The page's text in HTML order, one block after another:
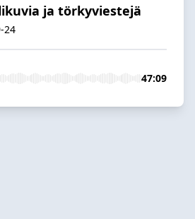
ja törkyviestejä
24
47:09